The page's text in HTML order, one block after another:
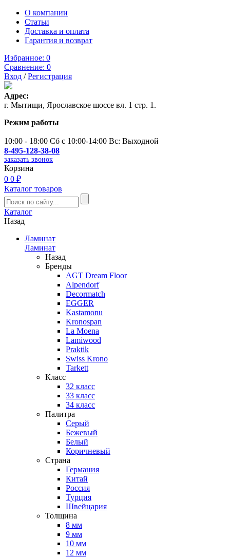
О компании
Статьи
Доставка и оплата
Гарантия и возврат
Избранное: 0
Сравнение: 0
Вход /Регистрация
Адрес:
г. Мытищи, Ярославское шоссе вл. 1 стр. 1.
Режим работы
10:00 - 18:00 Сб с 10:00-14:00 Вс: Выходной
8-495-128-38-08
заказать звонок
Корзина
0 0 ₽
Каталог товаров
Каталог
Назад
Ламинат
Ламинат
Назад
Бренды
AGT Dream Floor
Alpendorf
Decormatch
EGGER
Kastamonu
Kronospan
La Moena
Lamiwood
Praktik
Swiss Krono
Tarkett
Класс
32 класс
33 класс
34 класс
Палитра
Серый
Бежевый
Белый
Коричневый
Страна
Германия
Китай
Россия
Турция
Швейцария
Толщина
8 мм
9 мм
10 мм
12 мм